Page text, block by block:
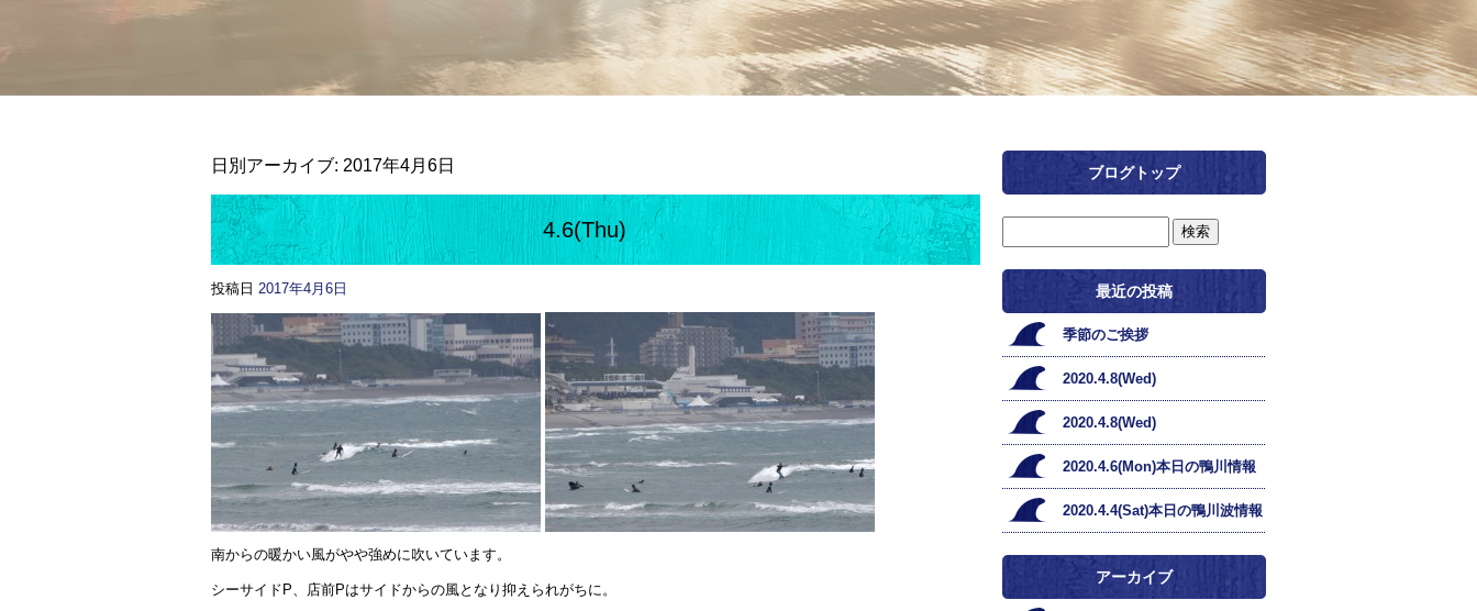
日別アーカイブ: 2017年4月6日
4.6(Thu)
投稿日 2017年4月6日
南からの暖かい風がやや強めに吹いています。
シーサイドP、店前Pはサイドからの風となり抑えられがちに。
ブログトップ
最近の投稿
季節のご挨拶
2020.4.8(Wed)
2020.4.8(Wed)
2020.4.6(Mon)本日の鴨川情報
2020.4.4(Sat)本日の鴨川波情報
アーカイブ